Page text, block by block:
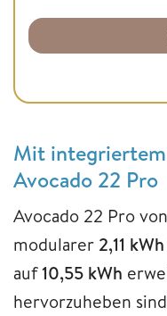
Mit
Avocado 22 Pro
Avocado 22 Pro
modularer 2,11 kWh
auf10,55 kWh
hervorzuheben